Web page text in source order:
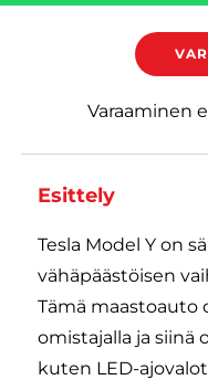
Varaaminen
Esittely
Tesla Model Y on
vähäpäästöisen
Tämä maastoauto
omistajalla ja siinä
kuten LED-